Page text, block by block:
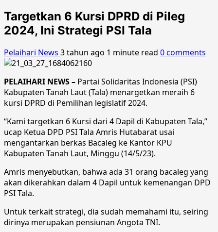
Targetkan 6 Kursi DPRD di Pileg
2024, Ini Strategi PSI Tala
Pelaihari News 3 tahun ago 1 minute read 0 comments
PELAIHARI NEWS – Partai Solidaritas Indonesia (PSI)
Kabupaten Tanah Laut (Tala) menargetkan meraih 6
kursi DPRD di Pemilihan legislatif 2024.
“Kami targetkan 6 Kursi dari 4 Dapil di Kabupaten Tala,”
ucap Ketua DPD PSI Tala Amris Hutabarat usai
mengantarkan berkas Bacaleg ke Kantor KPU
Kabupaten Tanah Laut, Minggu (14/5/23).
Amris menyebutkan, bahwa ada 31 orang bacaleg yang
akan dikerahkan dalam 4 Dapil untuk kemenangan DPD
PSI Tala.
Untuk terkait strategi, dia sudah memahami itu, seiring
dirinya merupakan pensiunan Angota TNI.